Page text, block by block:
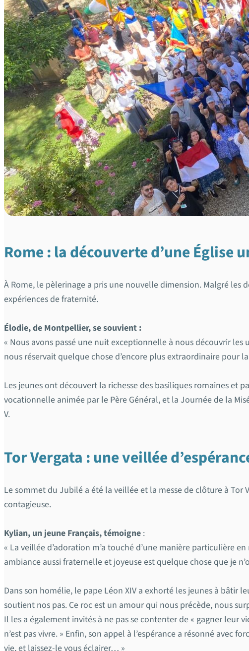
Rome : la découverte d’une Église
À Rome, le pèlerinage a pris une nouvelle dimension. Malgré les
expériences de fraternité.
Élodie, de Montpellier, se souvient :
« Nous avons passé une nuit exceptionnelle à nous découvrir les
nous réservait quelque chose d’encore plus extraordinaire pour
Les jeunes ont découvert la richesse des basiliques romaines et
vocationnelle animée par le Père Général, et la Journée de la
V.
Tor Vergata : une veillée
Le sommet du Jubilé a été la veillée et la messe de clôture à Tor
contagieuse.
Kylian, un jeune Français, témoigne :
« La veillée d’adoration m’a touché d’une manière particulière
ambiance aussi fraternelle et joyeuse est quelque chose que je
Dans son homélie, le pape Léon XIV a exhorté les jeunes à bâtir
soutient nos pas. Ce roc est un amour qui nous précède, nous
Il les a également invités à ne pas se contenter de « gagner leur
n’est pas vivre. » Enfin, son appel à l’espérance a résonné avec
vie, et laissez-le vous éclairer… »